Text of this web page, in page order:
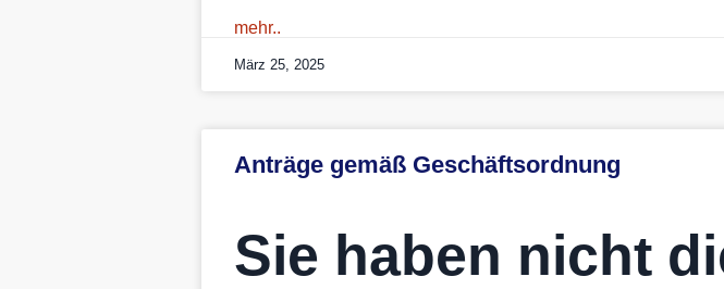
mehr..
März 25, 2025
Anträge gemäß Geschäftsordnung
Sie haben nicht